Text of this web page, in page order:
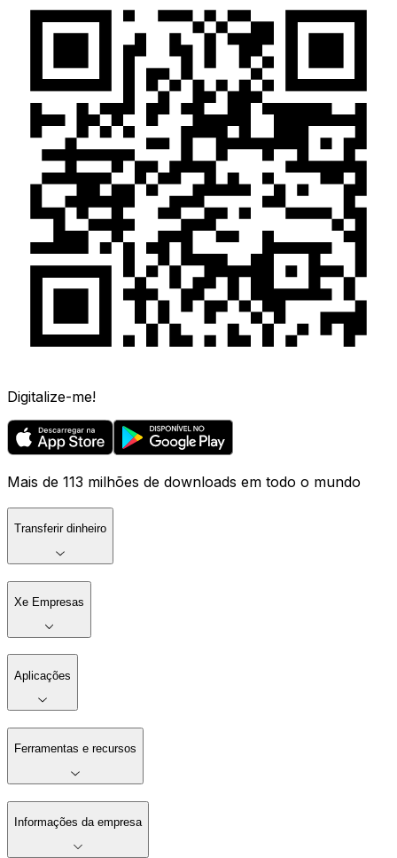
Digitalize-me!
Mais de 113 milhões de downloads em todo o mundo
Transferir dinheiro
Xe Empresas
Aplicações
Ferramentas e recursos
Informações da empresa